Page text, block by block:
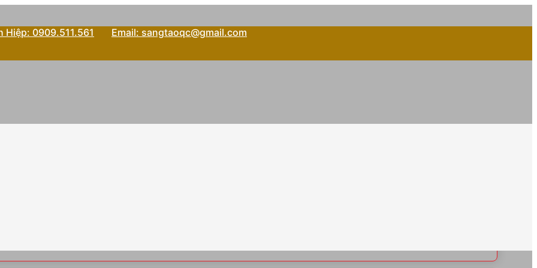
Hiệp: 0909.511.561 Email: sangtaoqc@gmail.com